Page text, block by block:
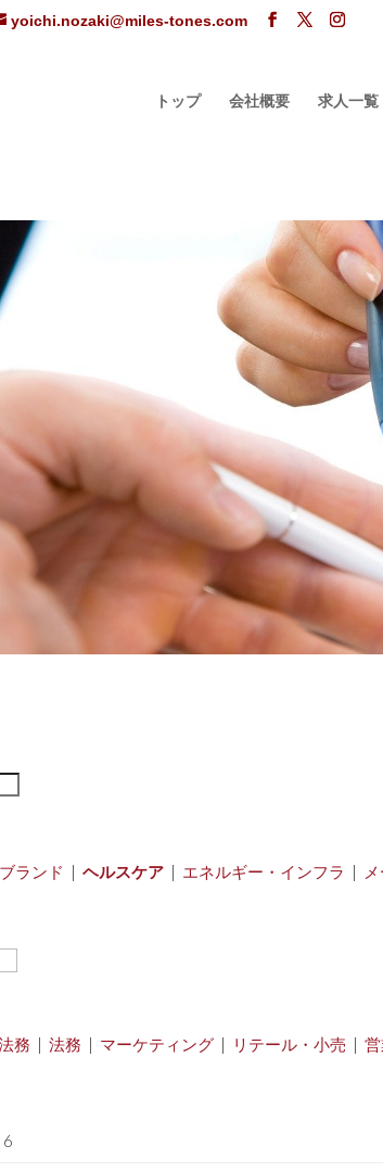
yoichi.nozaki@miles-tones.com
トップ 会社概要 求人一覧
ランド |ヘルスケア | エネルギー・インフラ |
務 |法務 | マーケティング | リテール・小売 |
6